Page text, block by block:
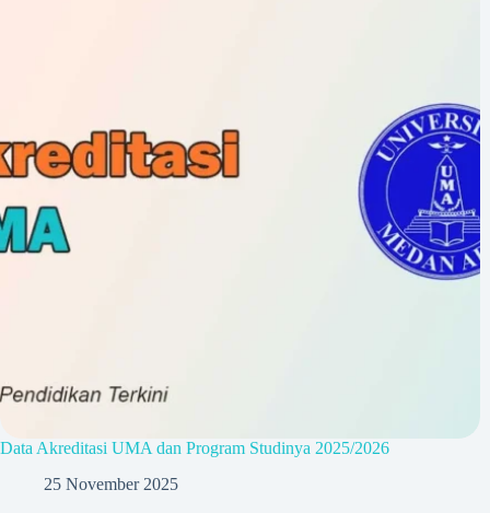
Data Akreditasi UMA dan Program Studinya 2025/2026
25 November 2025